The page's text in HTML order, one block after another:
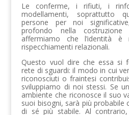
Le conferme, i rifiuti, i
modellamenti, soprattutto
persone per noi
profondo nella
affermiamo che l’identità è
rispecchiamenti relazionali.
Questo vuol dire che essa si
rete di sguardi: il modo in cui
riconosciuti o fraintesi
sviluppiamo di noi stessi. Se
ambiente che riconosce il suo
suoi bisogni, sarà più probabile
di sé più stabile. Al